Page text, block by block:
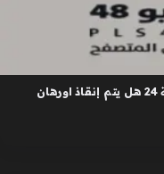
موعد عرض مسلسل المؤسس اورهان الحلقة 24 هل يتم إنقاذ اورهان